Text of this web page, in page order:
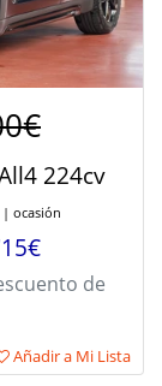
224cv
| ocasión
de
Añadir a Mi Lista